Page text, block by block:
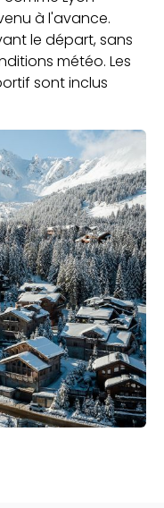
à l'avance.
le départ, sans
météo. Les
sont inclus